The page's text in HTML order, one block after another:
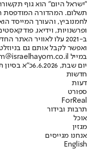
"ישראל היום" הוא גוף
ופרשנויות, וידיאו,
ב-2021 עלו לאוויר
ואפשר לקבל אותם גם
במייל hayom@israelhayom.co.il.
יום שבת, 6.6.2026
כ"א בסיון
חדשות
דעות
ספורט
ForReal
תרבות ובידור
אוכל
מגזין
אנחנו מגייסים
English